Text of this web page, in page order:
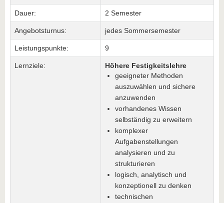
Dauer: 2 Semester
Angebotsturnus: jedes Sommersemester
Leistungspunkte: 9
Lernziele:
Höhere Festigkeitslehre
geeigneter Methoden
auszuwählen und sichere
anzuwenden
vorhandenes Wissen
selbständig zu erweitern
komplexer
Aufgabenstellungen
analysieren und zu
strukturieren
logisch, analytisch und
konzeptionell zu denken
technischen